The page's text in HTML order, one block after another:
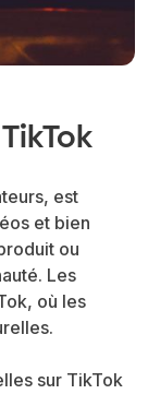
est
et bien
ou
Les
où les
sur TikTok